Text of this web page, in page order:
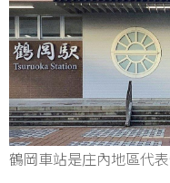
鶴岡車站是庄內地區代